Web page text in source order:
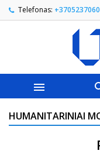
Telefonas:

HUMANITARINIAI